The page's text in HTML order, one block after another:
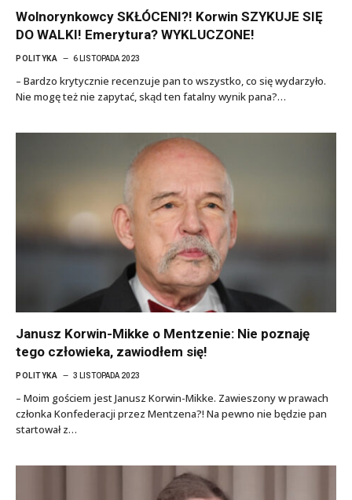
Wolnorynkowcy SKŁÓCENI?! Korwin SZYKUJE SIĘ
DO WALKI! Emerytura? WYKLUCZONE!
POLITYKA 6 LISTOPADA 2023
– Bardzo krytycznie recenzuje pan to wszystko, co się wydarzyło.
Nie mogę też nie zapytać, skąd ten fatalny wynik pana?…
Janusz Korwin-Mikke o Mentzenie: Nie poznaję
tego człowieka, zawiodłem się!
POLITYKA 3 LISTOPADA 2023
– Moim gościem jest Janusz Korwin-Mikke. Zawieszony w prawach
członka Konfederacji przez Mentzena?! Na pewno nie będzie pan
startował z…